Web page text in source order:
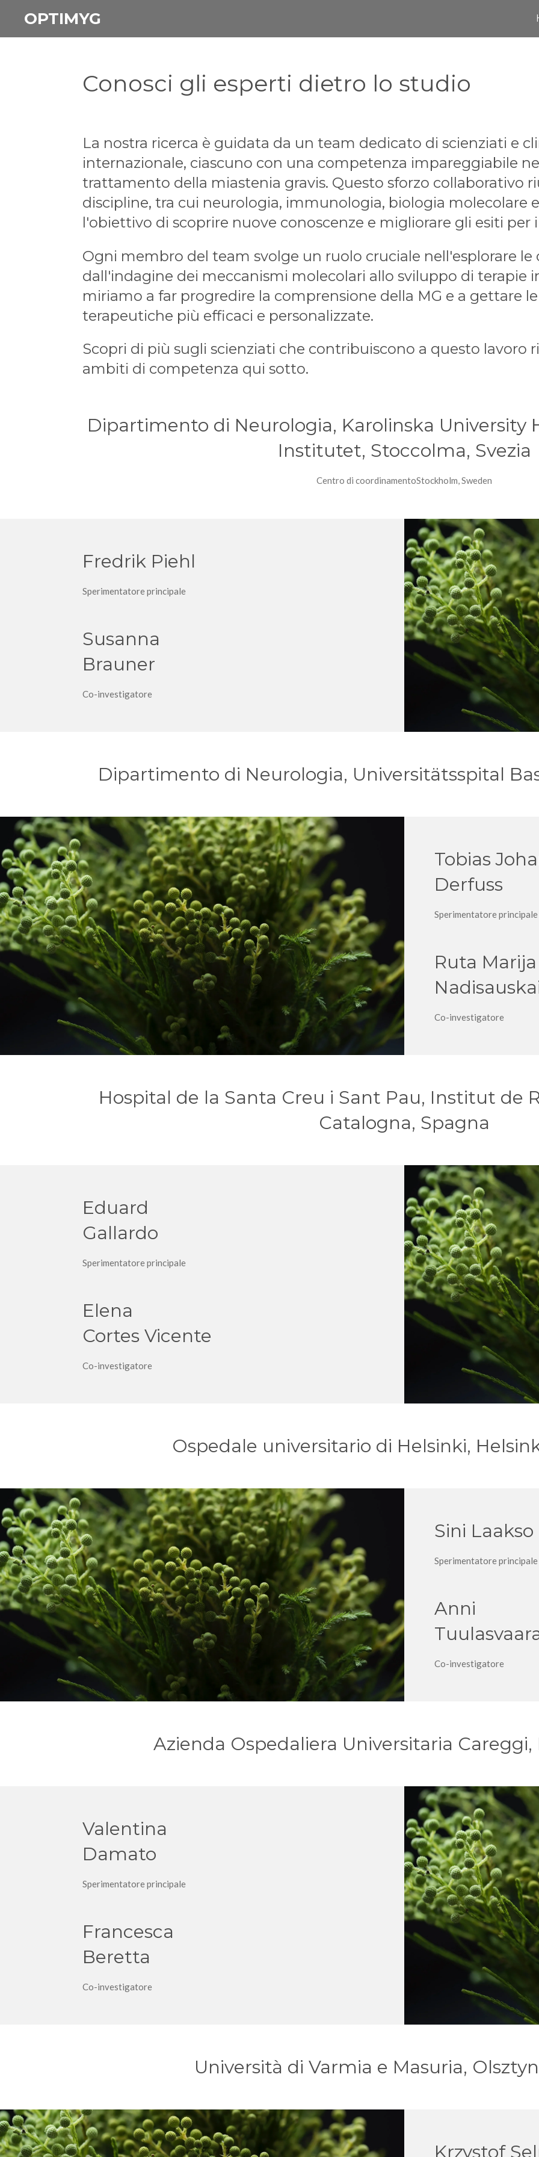
OPTIMYG
Conosci gli esperti dietro lo studio
La nostra ricerca è guidata da un team dedicato di scienziati e
internazionale, ciascuno con una competenza impareggiabile
trattamento della miastenia gravis. Questo sforzo collaborativo
discipline, tra cui neurologia, immunologia, biologia molecolare
l'obiettivo di scoprire nuove conoscenze e migliorare gli esiti per
Ogni membro del team svolge un ruolo cruciale nell'esplorare le
dall'indagine dei meccanismi molecolari allo sviluppo di terapie
miriamo a far progredire la comprensione della MG e a gettare
terapeutiche più efficaci e personalizzate.
Scopri di più sugli scienziati che contribuiscono a questo lavoro
ambiti di competenza qui sotto.
Dipartimento di Neurologia, Karolinska University
Institutet, Stoccolma, Svezia
Centro di coordinamentoStockholm, Sweden
Fredrik Piehl
Sperimentatore principale
Susanna
Brauner
Co-investigatore
Dipartimento di Neurologia, Universitätsspital
Tobias
Derfuss
Sperimentatore principale
Ruta Marija
Co-investigatore
Hospital de la Santa Creu i Sant Pau, Institut de
Catalogna, Spagna
Eduard
Gallardo
Sperimentatore principale
Elena
Cortes Vicente
Co-investigatore
Ospedale universitario di Helsinki,
Sini Laakso
Sperimentatore principale
Anni
Co-investigatore
Azienda Ospedaliera Universitaria Careggi,
Valentina
Damato
Sperimentatore principale
Francesca
Beretta
Co-investigatore
Università di Varmia e Masuria,
Krzystof